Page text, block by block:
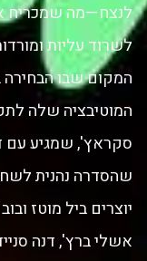
לנצח—מה שמכריח
לשרוד עליות
המקום שבו הבחירה
המוטיבציה שלה
סקראץ', שמגיע עם
שהסדרה נהנית
יוצרים ביל מוטז
אשלי ברץ', דנה